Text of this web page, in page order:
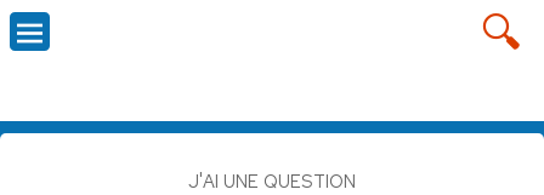
J'AI UNE QUESTION